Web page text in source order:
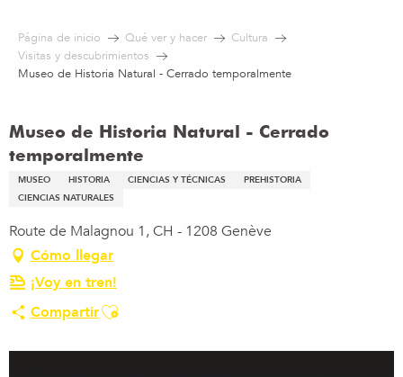
contenu
principal
Página de inicio Qué ver y hacer
Cultura
Visitas y descubrimientos
Museo de Historia Natural - Cerrado temporalmente
Museo de Historia Natural - Cerrado
temporalmente
MUSEO HISTORIA CIENCIAS Y TÉCNICAS
PREHISTORIA
CIENCIAS NATURALES
Route de Malagnou 1, CH - 1208 Genève
Cómo llegar
¡Voy en tren!
CompartirAjouter aux favoris